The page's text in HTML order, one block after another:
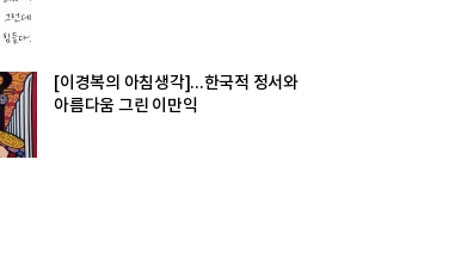
[이경복의 아침생각]...한국적 정서와
아름다움 그린 이만익